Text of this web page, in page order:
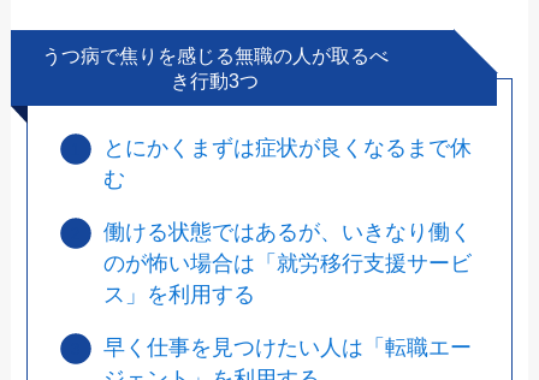
うつ病で焦りを感じる無職の人が取るべ
き行動3つ
とにかくまずは症状が良くなるまで休
む
働ける状態ではあるが、いきなり働く
のが怖い場合は「就労移行支援サービ
ス」を利用する
早く仕事を見つけたい人は「転職エー